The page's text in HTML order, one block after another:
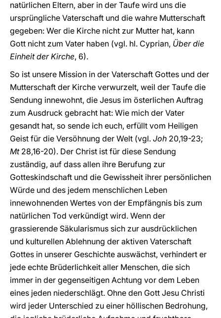
natürlichen Eltern, aber in der Taufe wird uns die
ursprüngliche Vaterschaft und die wahre Mutterschaft
gegeben: Wer die Kirche nicht zur Mutter hat, kann
Gott nicht zum Vater haben (vgl. hl. Cyprian, Über die
Einheit der Kirche, 6).
So ist unsere Mission in der Vaterschaft Gottes und der
Mutterschaft der Kirche verwurzelt, weil der Taufe die
Sendung innewohnt, die Jesus im österlichen Auftrag
zum Ausdruck gebracht hat: Wie mich der Vater
gesandt hat, so sende ich euch, erfüllt vom Heiligen
Geist für die Versöhnung der Welt (vgl. Joh 20,19-23;
Mt 28,16-20). Der Christ ist für diese Sendung
zuständig, auf dass allen ihre Berufung zur
Gotteskindschaft und die Gewissheit ihrer persönlichen
Würde und des jedem menschlichen Leben
innewohnenden Wertes von der Empfängnis bis zum
natürlichen Tod verkündigt wird. Wenn der
grassierende Säkularismus sich zur ausdrücklichen
und kulturellen Ablehnung der aktiven Vaterschaft
Gottes in unserer Geschichte auswächst, verhindert er
jede echte Brüderlichkeit aller Menschen, die sich
immer in der gegenseitigen Achtung vor dem Leben
eines jeden niederschlägt. Ohne den Gott Jesu Christi
wird jeder Unterschied zu einer höllischen Bedrohung,